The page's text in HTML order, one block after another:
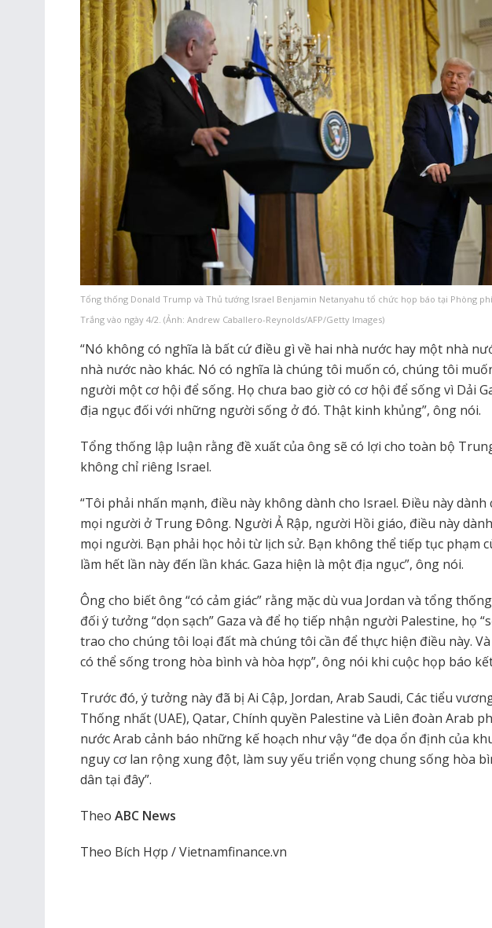
Tổng thống Donald Trump và Thủ tướng Israel Benjamin Netanyahu tổ chức họp báo tại Phòng
Trắng vào ngày 4/2. (Ảnh: Andrew Caballero-Reynolds/AFP/Getty Images)
“Nó không có nghĩa là bất cứ điều gì về hai nhà nước hay một nhà
nhà nước nào khác. Nó có nghĩa là chúng tôi muốn có, chúng tôi
người một cơ hội để sống. Họ chưa bao giờ có cơ hội để sống vì Dải
địa ngục đối với những người sống ở đó. Thật kinh khủng”, ông nói.
Tổng thống lập luận rằng đề xuất của ông sẽ có lợi cho toàn bộ
không chỉ riêng Israel.
“Tôi phải nhấn mạnh, điều này không dành cho Israel. Điều này dành
mọi người ở Trung Đông. Người Ả Rập, người Hồi giáo, điều này
mọi người. Bạn phải học hỏi từ lịch sử. Bạn không thể tiếp tục phạm
lầm hết lần này đến lần khác. Gaza hiện là một địa ngục”, ông nói.
Ông cho biết ông “có cảm giác” rằng mặc dù vua Jordan và tổng
đối ý tưởng “dọn sạch” Gaza và để họ tiếp nhận người Palestine, họ
trao cho chúng tôi loại đất mà chúng tôi cần để thực hiện điều này.
có thể sống trong hòa bình và hòa hợp”, ông nói khi cuộc họp báo
Trước đó, ý tưởng này đã bị Ai Cập, Jordan, Arab Saudi, Các tiểu
Thống nhất (UAE), Qatar, Chính quyền Palestine và Liên đoàn Arab
nước Arab cảnh báo những kế hoạch như vậy “đe dọa ổn định của
nguy cơ lan rộng xung đột, làm suy yếu triển vọng chung sống hòa
dân tại đây”.
Theo ABC News
Theo Bích Hợp / Vietnamfinance.vn